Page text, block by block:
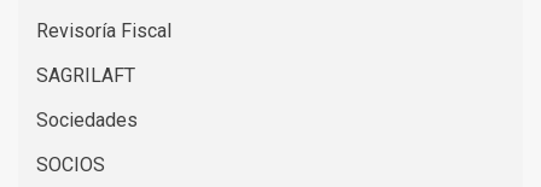
Revisoría Fiscal
SAGRILAFT
Sociedades
SOCIOS